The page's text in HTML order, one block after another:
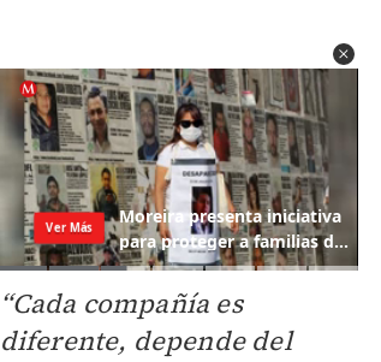
“Cada compañía es
diferente, depende del